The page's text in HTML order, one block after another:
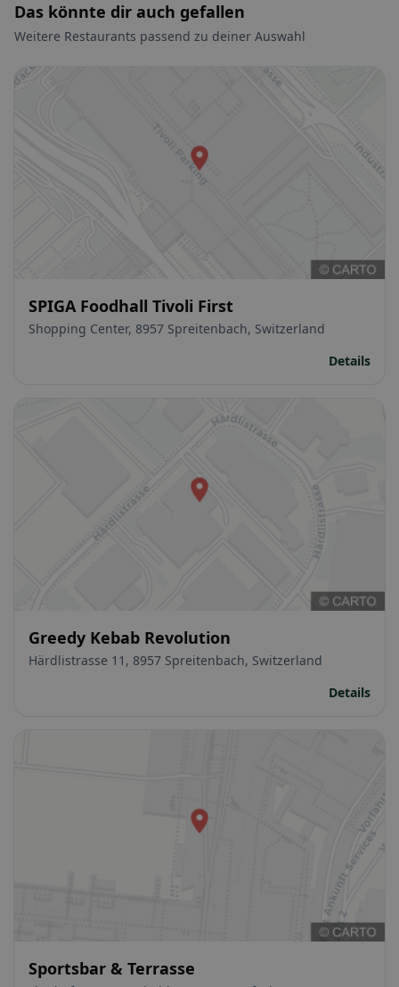
Das könnte dir auch gefallen
Weitere Restaurants passend zu deiner Auswahl
SPIGA Foodhall Tivoli First
Shopping Center, 8957 Spreitenbach, Switzerland
Details
Greedy Kebab Revolution
Härdlistrasse 11, 8957 Spreitenbach, Switzerland
Details
Sportsbar & Terrasse